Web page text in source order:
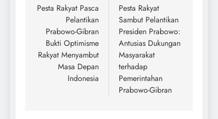
navigation
Pesta Rakyat Pasca
Pelantikan
Prabowo-Gibran
Bukti Optimisme
Rakyat Menyambut
Masa Depan
Indonesia
Pesta Rakyat
Sambut Pelantikan
Presiden Prabowo:
Antusias Dukungan
Masyarakat
terhadap
Pemerintahan
Prabowo-Gibran